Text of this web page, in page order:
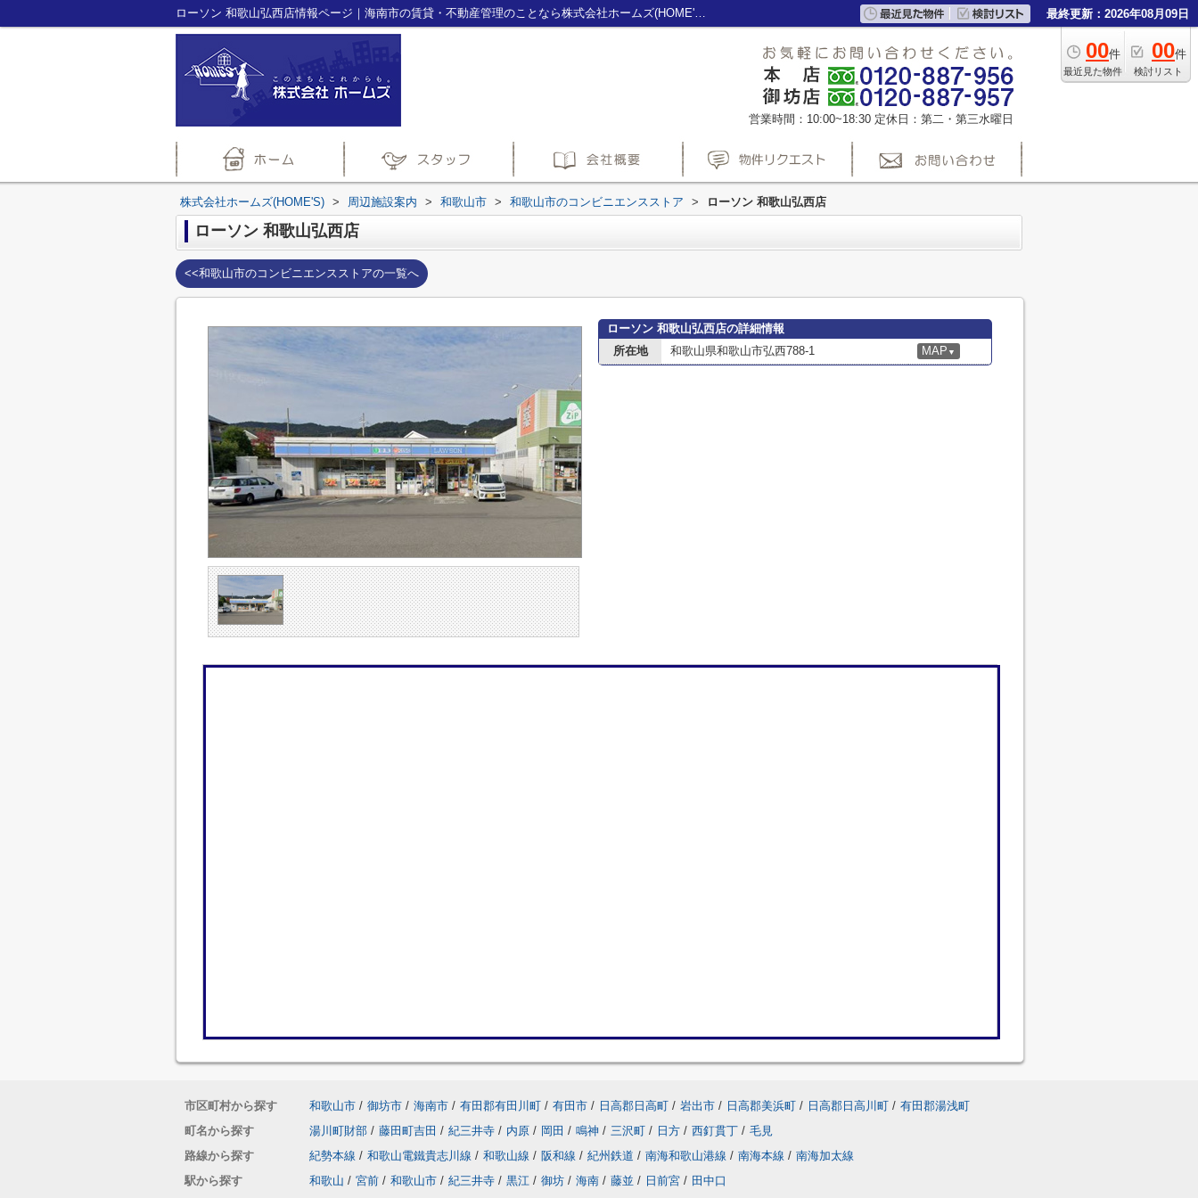
ローソン 和歌山弘西店情報ページ｜海南市の賃貸・不動産管理のことなら株式会社ホームズ(HOME'S)へ 最終更新：2026年08月09日
00件
最近見た物件
00件
検討リスト
営業時間：10:00~18:30 定休日：第二・第三水曜日
株式会社ホームズ(HOME'S) > 周辺施設案内 > 和歌山市 > 和歌山市のコンビニエンスストア > ローソン 和歌山弘西店
ローソン 和歌山弘西店
<<和歌山市のコンビニエンスストアの一覧へ
ローソン 和歌山弘西店の詳細情報
所在地
和歌山県和歌山市弘西788-1 MAP ▼
市区町村から探す 和歌山市 / 御坊市 / 海南市 / 有田郡有田川町 / 有田市 / 日高郡日高町 / 岩出市 / 日高郡美浜町 / 日高郡日高川町 / 有田郡湯浅町
町名から探す
湯川町財部 / 藤田町吉田 / 紀三井寺 / 内原 / 岡田 / 鳴神 / 三沢町 / 日方 / 西釘貫丁 / 毛見
路線から探す
紀勢本線 / 和歌山電鐵貴志川線 / 和歌山線 / 阪和線 / 紀州鉄道 / 南海和歌山港線 / 南海本線 / 南海加太線
駅から探す
和歌山 / 宮前 / 和歌山市 / 紀三井寺 / 黒江 / 御坊 / 海南 / 藤並 / 日前宮 / 田中口